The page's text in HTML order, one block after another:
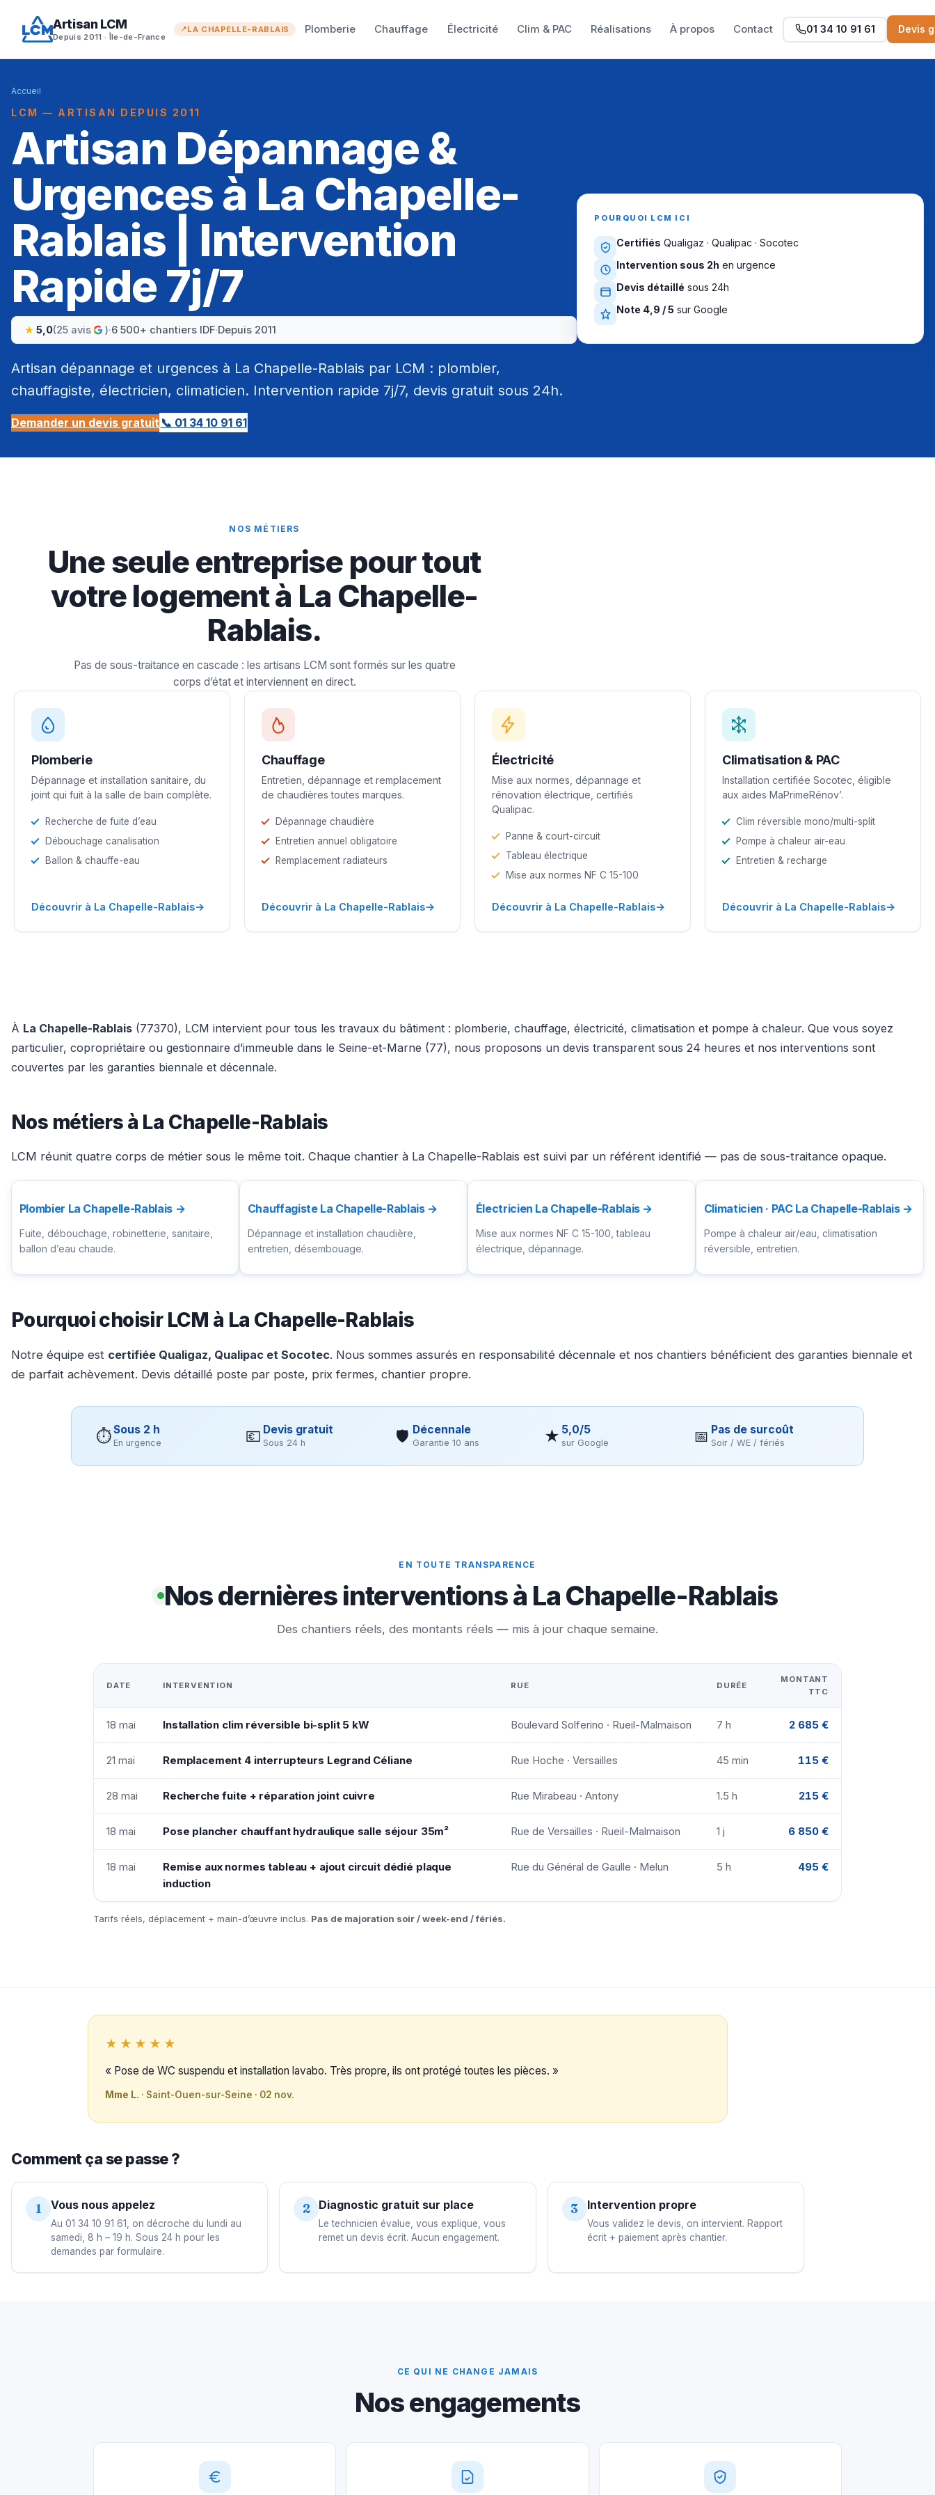
Artisan LCM
Depuis 2011 · Île-de-France
LA CHAPELLE-RABLAIS Plomberie Chauffage Électricité Clim & PAC Réalisations À propos Contact 01 34 10 91 61 Devis
Accueil
LCM — ARTISAN DEPUIS 2011
Artisan Dépannage &
Urgences à La Chapelle-
Rablais | Intervention
Rapide 7j/7
5,0(25 avis )·6 500+ chantiers IDF·Depuis 2011
Artisan dépannage et urgences à La Chapelle-Rablais par LCM : plombier,
chauffagiste, électricien, climaticien. Intervention rapide 7j/7, devis gratuit sous 24h.
Demander un devis gratuit 📞 01 34 10 91 61
POURQUOI LCM ICI
Certifiés Qualigaz · Qualipac · Socotec
Intervention sous 2h en urgence
Devis détaillé sous 24h
Note 4,9 / 5 sur Google
NOS MÉTIERS
Une seule entreprise pour tout
votre logement à La Chapelle-
Rablais.
Pas de sous-traitance en cascade : les artisans LCM sont formés sur les quatre
corps d’état et interviennent en direct.
Plomberie
Dépannage et installation sanitaire, du
joint qui fuit à la salle de bain complète.
Recherche de fuite d’eau
Débouchage canalisation
Ballon & chauffe-eau
Découvrir à La Chapelle-Rablais→
Chauffage
Entretien, dépannage et remplacement
de chaudières toutes marques.
Dépannage chaudière
Entretien annuel obligatoire
Remplacement radiateurs
Découvrir à La Chapelle-Rablais→
Électricité
Mise aux normes, dépannage et
rénovation électrique, certifiés
Qualipac.
Panne & court-circuit
Tableau électrique
Mise aux normes NF C 15-100
Découvrir à La Chapelle-Rablais→
Climatisation & PAC
Installation certifiée Socotec, éligible
aux aides MaPrimeRénov’.
Clim réversible mono/multi-split
Pompe à chaleur air-eau
Entretien & recharge
Découvrir à La Chapelle-Rablais→
À La Chapelle-Rablais (77370), LCM intervient pour tous les travaux du bâtiment : plomberie, chauffage, électricité, climatisation et pompe à chaleur. Que vous soyez
particulier, copropriétaire ou gestionnaire d’immeuble dans le Seine-et-Marne (77), nous proposons un devis transparent sous 24 heures et nos interventions sont
couvertes par les garanties biennale et décennale.
Nos métiers à La Chapelle-Rablais
LCM réunit quatre corps de métier sous le même toit. Chaque chantier à La Chapelle-Rablais est suivi par un référent identifié — pas de sous-traitance opaque.
Plombier La Chapelle-Rablais →
Fuite, débouchage, robinetterie, sanitaire,
ballon d’eau chaude.
Chauffagiste La Chapelle-Rablais →
Dépannage et installation chaudière,
entretien, désembouage.
Électricien La Chapelle-Rablais →
Mise aux normes NF C 15-100, tableau
électrique, dépannage.
Climaticien · PAC La Chapelle-Rablais →
Pompe à chaleur air/eau, climatisation
réversible, entretien.
Pourquoi choisir LCM à La Chapelle-Rablais
Notre équipe est certifiée Qualigaz, Qualipac et Socotec. Nous sommes assurés en responsabilité décennale et nos chantiers bénéficient des garanties biennale et
de parfait achèvement. Devis détaillé poste par poste, prix fermes, chantier propre.
⏱Sous 2 h
En urgence 💶 Devis gratuit
Sous 24 h 🛡 Décennale
Garantie 10 ans ★ 5,0/5
sur Google 📅 Pas de surcoût
Soir / WE / fériés
EN TOUTE TRANSPARENCE
Nos dernières interventions à La Chapelle-Rablais
Des chantiers réels, des montants réels — mis à jour chaque semaine.
DATE INTERVENTION RUE DURÉE
MONTANT
TTC
18 mai Installation clim réversible bi-split 5 kW Boulevard Solferino · Rueil-Malmaison 7 h 2 685 €
21 mai Remplacement 4 interrupteurs Legrand Céliane Rue Hoche · Versailles 45 min 115 €
28 mai Recherche fuite + réparation joint cuivre Rue Mirabeau · Antony 1.5 h 215 €
18 mai Pose plancher chauffant hydraulique salle séjour 35m² Rue de Versailles · Rueil-Malmaison 1 j 6 850 €
18 mai
Remise aux normes tableau + ajout circuit dédié plaque
induction
Rue du Général de Gaulle · Melun 5 h 495 €
Tarifs réels, déplacement + main-d’œuvre inclus. Pas de majoration soir / week-end / fériés.
★★★★★
« Pose de WC suspendu et installation lavabo. Très propre, ils ont protégé toutes les pièces. »
Mme L. · Saint-Ouen-sur-Seine · 02 nov.
Comment ça se passe ?
1 Vous nous appelez
Au 01 34 10 91 61, on décroche du lundi au
samedi, 8 h – 19 h. Sous 24 h pour les
demandes par formulaire.
2 Diagnostic gratuit sur place
Le technicien évalue, vous explique, vous
remet un devis écrit. Aucun engagement.
3 Intervention propre
Vous validez le devis, on intervient. Rapport
écrit + paiement après chantier.
CE QUI NE CHANGE JAMAIS
Nos engagements